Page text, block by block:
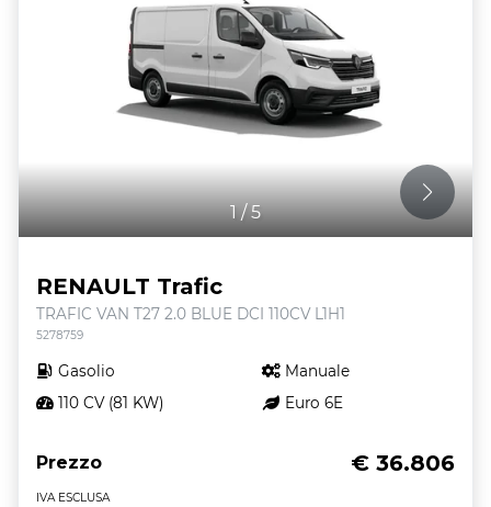
1/5
RENAULT Trafic
TRAFIC VAN T27 2.0 BLUE DCI 110CV L1H1
5278759
Gasolio
Manuale
110 CV (81 KW)
Euro 6E
Prezzo € 36.806
IVA ESCLUSA